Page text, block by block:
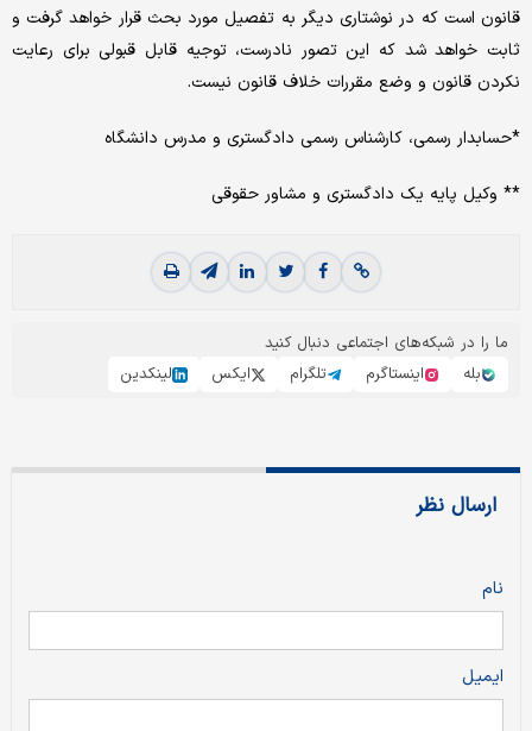
قانون است که در نوشتاری دیگر به تفصیل مورد بحث قرار خواهد گرفت و
ثابت خواهد شد که این تصور نادرست، توجیه قابل قبولی برای رعایت
نکردن قانون و وضع مقررات خلاف قانون نیست.
*حسابدار رسمی، کارشناس رسمی دادگستری و مدرس دانشگاه
** وکیل پایه یک دادگستری و مشاور حقوقی
ما را در شبکه‌های اجتماعی دنبال کنید
بله
اینستاگرم تلگرام ایکس لینکدین
ارسال نظر
نام
ایمیل